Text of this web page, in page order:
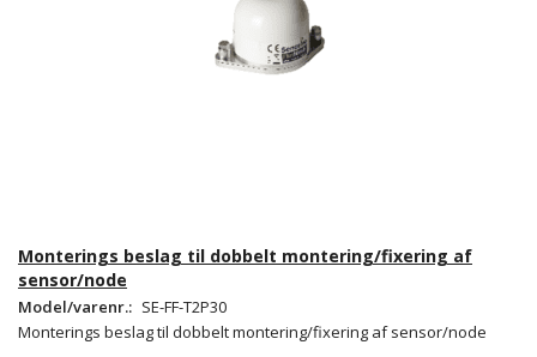
Monterings beslag til dobbelt montering/fixering af
sensor/node
Model/varenr.: SE-FF-T2P30
Monterings beslag til dobbelt montering/fixering af sensor/node